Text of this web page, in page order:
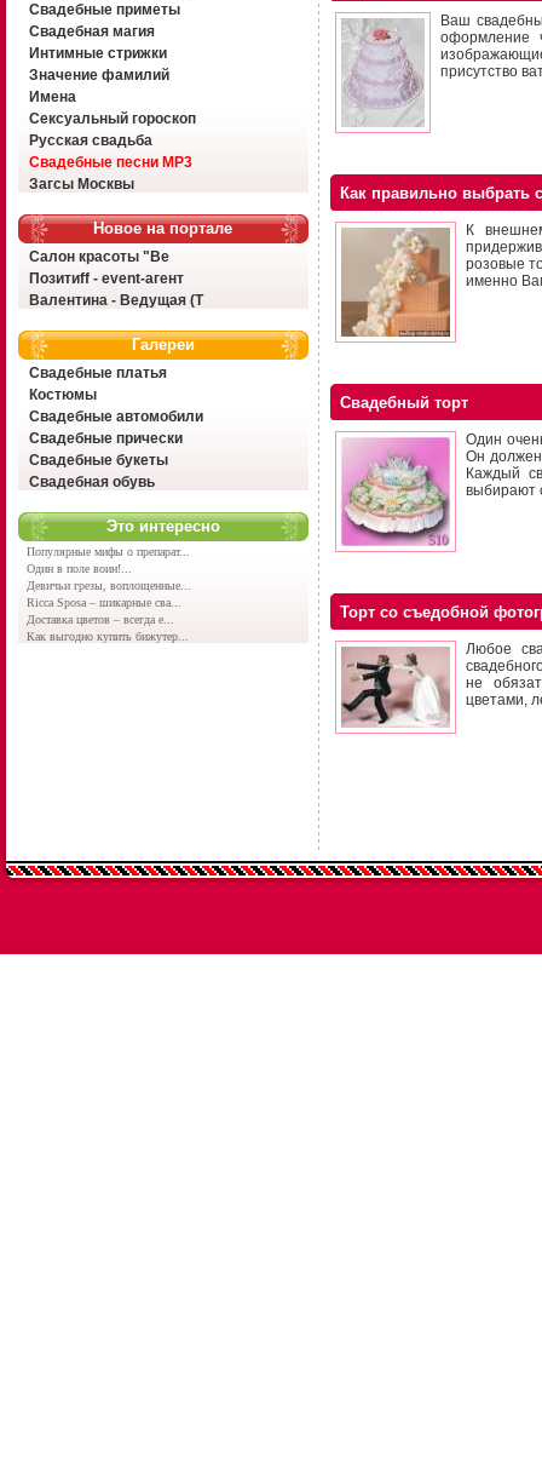
Свадебные приметы
Свадебная магия
Интимные стрижки
Значение фамилий
Имена
Сексуальный гороскоп
Русская свадьба
Свадебные песни MP3
Загсы Москвы
Новое на портале
Салон красоты "Ве
Позитиff - event-агент
Валентина - Ведущая (Т
Галереи
Свадебные платья
Костюмы
Свадебные автомобили
Свадебные прически
Свадебные букеты
Свадебная обувь
Это интересно
Популярные мифы о препарат...
Один в поле воин!...
Девичьи грезы, воплощенные...
Ricca Sposa – шикарные сва...
Доставка цветов – всегда е...
Как выгодно купить бижутер...
Ваш
оформление
присутство
Как правильно выбрать
К
розовые
именно
Свадебный торт
Один
Он должен
Каждый
выбирают
Торт со съедобной
Любое
не
цветами,